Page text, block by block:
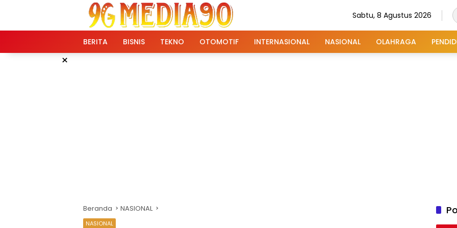
Sabtu, 8 Agustus 2026
BERITA BISNIS TEKNO OTOMOTIF INTERNASIONAL NASIONAL OLAHRAGA
×
Beranda NASIONAL
NASIONAL